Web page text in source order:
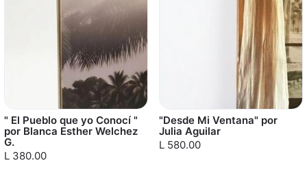
" El Pueblo que yo Conocí "
por Blanca Esther Welchez
G.
L 380.00
"Desde Mi Ventana" por
Julia Aguilar
L 580.00